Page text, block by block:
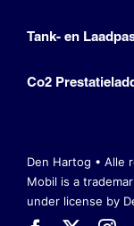
Tank- en
Co2
Den Hartog • Alle
Mobil is a
under license by